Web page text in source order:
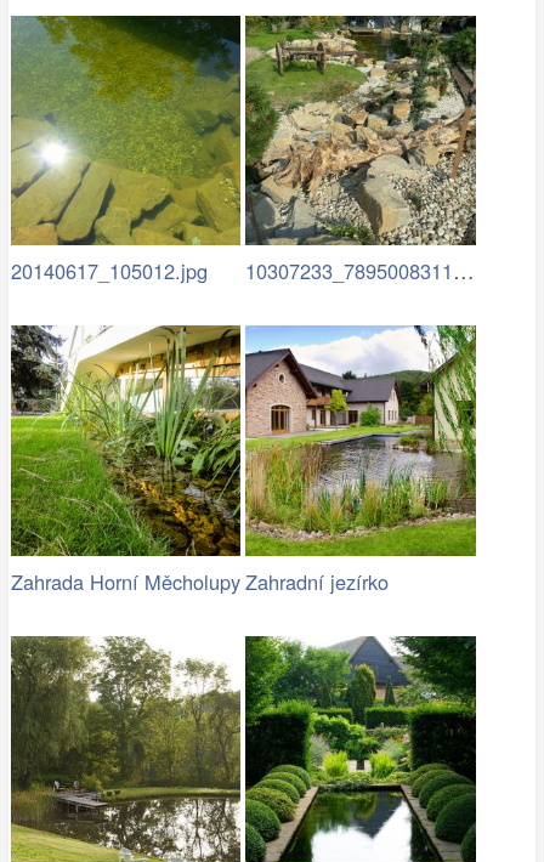
20140617_105012.jpg 10307233_789500831125992…
Zahrada Horní MěcholupyZahradní jezírko